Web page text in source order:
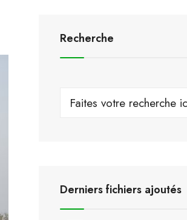
Recherche
Derniers fichiers ajoutés